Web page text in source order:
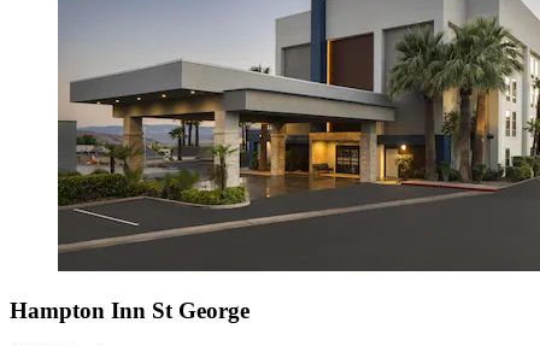
Hampton Inn St George